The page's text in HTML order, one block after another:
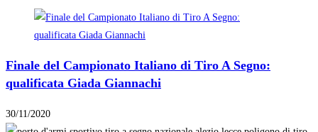
Finale del Campionato Italiano di Tiro A Segno:
qualificata Giada Giannachi
30/11/2020